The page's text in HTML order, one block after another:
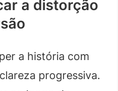
a distorção
a história com
progressiva.